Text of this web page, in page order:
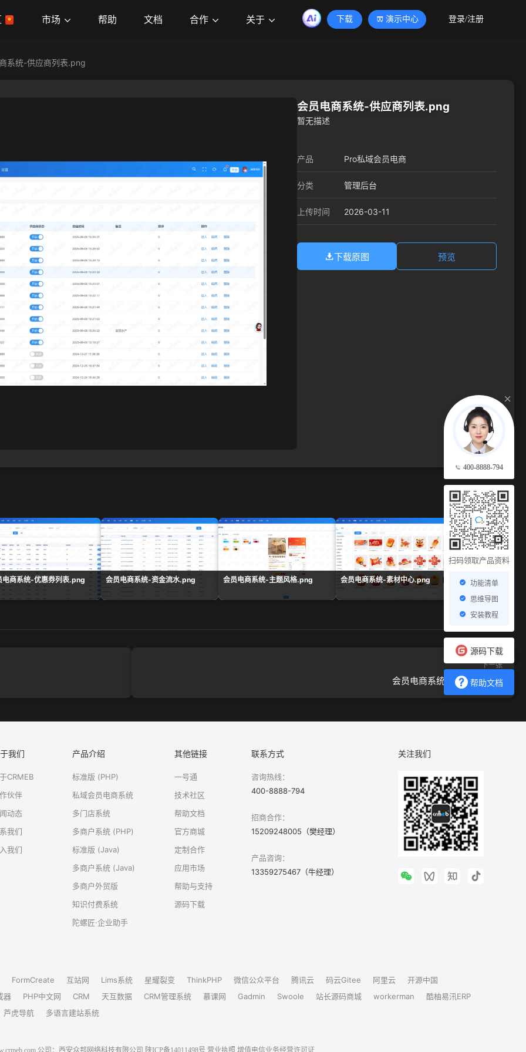
市场 帮助 文档 合作 关于 下载 演示中心 登录/注册
400-8888-794
扫码领取产品资料
功能清单
思维导图
安装教程
源码下载
帮助文档
系统-供应商列表.png
会员电商系统-供应商列表.png
暂无描述
产品 Pro私域会员电商
分类 管理后台
上传时间 2026-03-11
下载原图 预览
查看更多 →
电商系统-优惠券列表.png 会员电商系统-资金流水.png 会员电商系统-主题风格.png 会员电商系统-素材中心.png 会员电商系统-组合
下一张
会员电商系统-接口文档.png
我们
CRMEB
伙伴
动态
我们
我们
产品介绍
标准版 (PHP)
私域会员电商系统
多门店系统
多商户系统 (PHP)
标准版 (Java)
多商户系统 (Java)
多商户外贸版
知识付费系统
陀螺匠·企业助手
其他链接
一号通
技术社区
帮助文档
官方商城
定制合作
应用市场
帮助与支持
源码下载
联系方式
咨询热线：
400-8888-794
招商合作：
15209248005（樊经理）
产品咨询：
13359275467（牛经理）
关注我们
FormCreate 互站网 Lims系统 星耀裂变 ThinkPHP 微信公众平台 腾讯云 码云Gitee 阿里云
开源中国
器
PHP中文网 CRM 天互数据 CRM管理系统 慕课网 Gadmin Swoole 站长源码商城 workerman
酷柚易汛ERP
芦虎导航
多语言建站系统
公司：西安众邦网络科技有限公司 陕ICP备14011498号 营业执照 增值电信业务经营许可证